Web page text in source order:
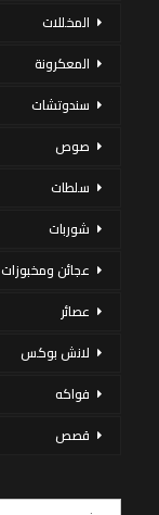
المخللات
المعكرونة
سندوتشات
صوص
سلطات
شوربات
عجائن ومخبوزات
عصائر
لانش بوكس
فواكه
قصص